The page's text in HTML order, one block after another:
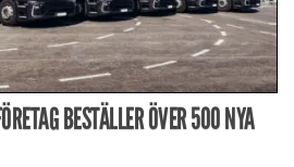
BESTÄLLER ÖVER 500 NYA